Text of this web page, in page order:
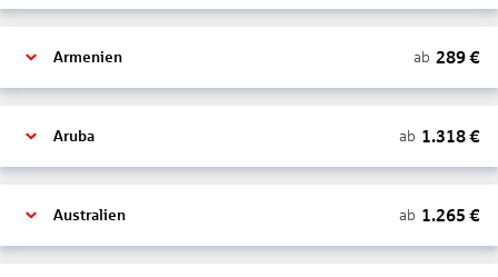
Armenien ab 289€
Aruba ab 1.318€
Australien ab 1.265 €